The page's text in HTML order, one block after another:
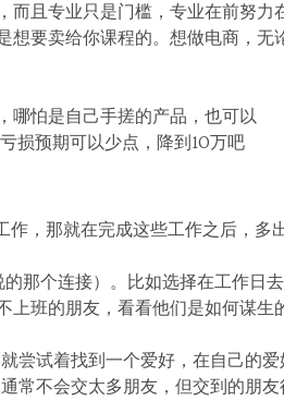
且专业只是门槛，专业在前努力
要卖给你课程的。想做电商，无
哪怕是自己手搓的产品，也可以
损预期可以少点，降到10万吧
，那就在完成这些工作之后，多出
那个连接）。比如选择在工作日
上班的朋友，看看他们是如何谋生
尝试着找到一个爱好，在自己的
常不会交太多朋友，但交到的朋